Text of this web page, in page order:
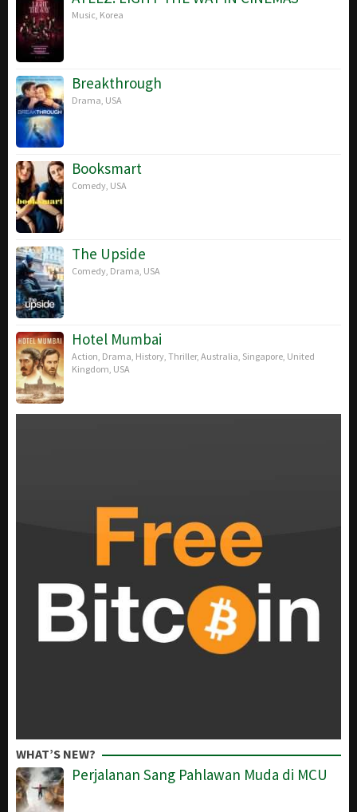
Music Korea
Breakthrough
Drama USA
Booksmart
Comedy USA
The Upside
Comedy Drama USA
Hotel Mumbai
Action Drama History Thriller, Australia Singapore United
Kingdom USA
WHAT’S NEW?
Perjalanan Sang Pahlawan Muda di MCU